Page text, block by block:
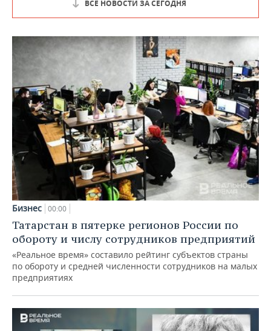
ВСЕ НОВОСТИ ЗА СЕГОДНЯ
Бизнес 00:00
Татарстан в пятерке регионов России по
обороту и числу сотрудников предприятий
«Реальное время» составило рейтинг субъектов страны
по обороту и средней численности сотрудников на малых
предприятиях